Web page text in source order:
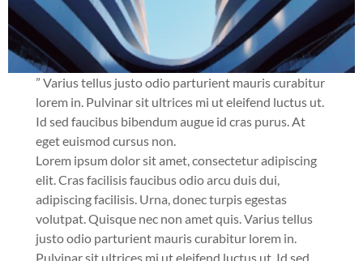
” Varius tellus justo odio parturient mauris curabitur
lorem in. Pulvinar sit ultrices mi ut eleifend luctus ut.
Id sed faucibus bibendum augue id cras purus. At
eget euismod cursus non.
Lorem ipsum dolor sit amet, consectetur adipiscing
elit. Cras facilisis faucibus odio arcu duis dui,
adipiscing facilisis. Urna, donec turpis egestas
volutpat. Quisque nec non amet quis. Varius tellus
justo odio parturient mauris curabitur lorem in.
Pulvinar sit ultrices mi ut eleifend luctus ut. Id sed